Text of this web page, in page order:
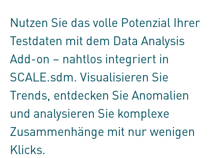
Nutzen Sie das volle Potenzial Ihrer
Testdaten mit dem Data Analysis
Add-on – nahtlos integriert in
SCALE.sdm. Visualisieren Sie
Trends, entdecken Sie Anomalien
und analysieren Sie komplexe
Zusammenhänge mit nur wenigen
Klicks.